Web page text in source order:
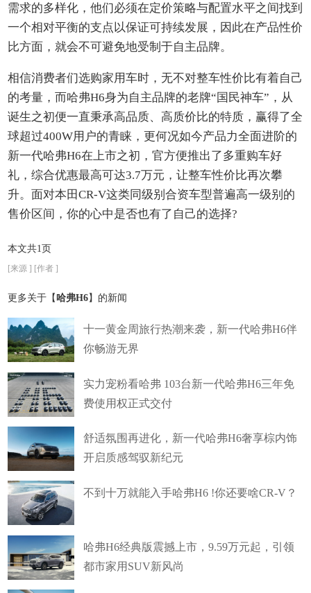
需求的多样化，他们必须在定价策略与配置水平之间找到
一个相对平衡的支点以保证可持续发展，因此在产品性价
比方面，就会不可避免地受制于自主品牌。
相信消费者们选购家用车时，无不对整车性价比有着自己
的考量，而哈弗H6身为自主品牌的老牌“国民神车”，从
诞生之初便一直秉承高品质、高质价比的特质，赢得了全
球超过400W用户的青睐，更何况如今产品力全面进阶的
新一代哈弗H6在上市之初，官方便推出了多重购车好
礼，综合优惠最高可达3.7万元，让整车性价比再次攀
升。面对本田CR-V这类同级别合资车型普遍高一级别的
售价区间，你的心中是否也有了自己的选择?
本文共1页
[来源 ] [作者 ]
更多关于【 哈弗H6】的新闻
十一黄金周旅行热潮来袭，新一代哈弗H6伴
你畅游无界
实力宠粉看哈弗 103台新一代哈弗H6三年免
费使用权正式交付
舒适氛围再进化，新一代哈弗H6奢享棕内饰
开启质感驾驭新纪元
不到十万就能入手哈弗H6 !你还要啥CR-V？
哈弗H6经典版震撼上市，9.59万元起，引领
都市家用SUV新风尚